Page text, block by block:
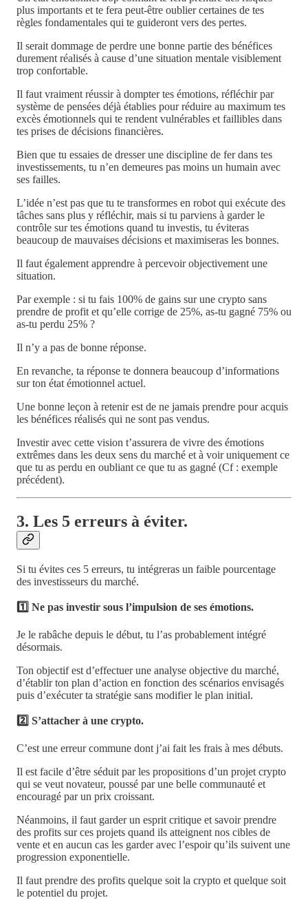
plus importants et te fera peut-être oublier certaines de tes
règles fondamentales qui te guideront vers des pertes.
Il serait dommage de perdre une bonne partie des bénéfices
durement réalisés à cause d’une situation mentale visiblement
trop confortable.
Il faut vraiment réussir à dompter tes émotions, réfléchir par
système de pensées déjà établies pour réduire au maximum tes
excès émotionnels qui te rendent vulnérables et faillibles dans
tes prises de décisions financières.
Bien que tu essaies de dresser une discipline de fer dans tes
investissements, tu n’en demeures pas moins un humain avec
ses failles.
L’idée n’est pas que tu te transformes en robot qui exécute des
tâches sans plus y réfléchir, mais si tu parviens à garder le
contrôle sur tes émotions quand tu investis, tu éviteras
beaucoup de mauvaises décisions et maximiseras les bonnes.
Il faut également apprendre à percevoir objectivement une
situation.
Par exemple : si tu fais 100% de gains sur une crypto sans
prendre de profit et qu’elle corrige de 25%, as-tu gagné 75% ou
as-tu perdu 25% ?
Il n’y a pas de bonne réponse.
En revanche, ta réponse te donnera beaucoup d’informations
sur ton état émotionnel actuel.
Une bonne leçon à retenir est de ne jamais prendre pour acquis
les bénéfices réalisés qui ne sont pas vendus.
Investir avec cette vision t’assurera de vivre des émotions
extrêmes dans les deux sens du marché et à voir uniquement ce
que tu as perdu en oubliant ce que tu as gagné (Cf : exemple
précédent).
3. Les 5 erreurs à éviter.
Si tu évites ces 5 erreurs, tu intégreras un faible pourcentage
des investisseurs du marché.
1️⃣ Ne pas investir sous l’impulsion de ses émotions.
Je le rabâche depuis le début, tu l’as probablement intégré
désormais.
Ton objectif est d’effectuer une analyse objective du marché,
d’établir ton plan d’action en fonction des scénarios envisagés
puis d’exécuter ta stratégie sans modifier le plan initial.
2️⃣ S’attacher à une crypto.
C’est une erreur commune dont j’ai fait les frais à mes débuts.
Il est facile d’être séduit par les propositions d’un projet crypto
qui se veut novateur, poussé par une belle communauté et
encouragé par un prix croissant.
Néanmoins, il faut garder un esprit critique et savoir prendre
des profits sur ces projets quand ils atteignent nos cibles de
vente et en aucun cas les garder avec l’espoir qu’ils suivent une
progression exponentielle.
Il faut prendre des profits quelque soit la crypto et quelque soit
le potentiel du projet.